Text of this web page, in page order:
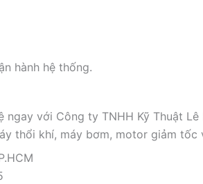
hành hệ thống.
với Công ty TNHH Kỹ Thuật
thổi khí, máy bơm, motor giảm tốc